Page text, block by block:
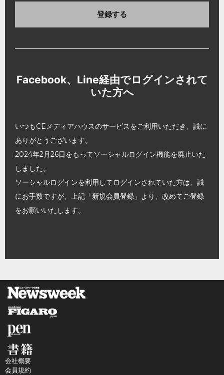
登録する
Facebook、Line経由でログインされて
いた方へ
いつもCEメディアハウスのサービスをご利用いただき、誠に
ありがとうございます。
2024年2月26日をもってソーシャルログイン機能を廃止いた
しました。
ソーシャルログインを利用してログインされていた方は、誠
にお手数ですが、上記「新規会員登録」より、改めてご登録
をお願いいたします。
会社概要
会員規約